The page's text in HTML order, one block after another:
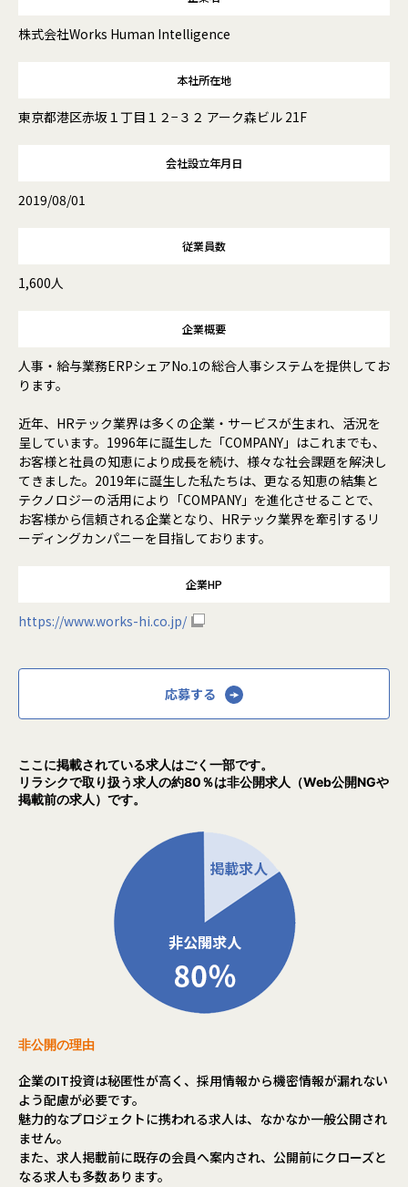
株式会社Works Human Intelligence
本社所在地
東京都港区赤坂１丁目１２−３２ アーク森ビル 21F
会社設立年月日
2019/08/01
従業員数
1,600人
企業概要
人事・給与業務ERPシェアNo.1の総合人事システムを提供してお
ります。
近年、HRテック業界は多くの企業・サービスが生まれ、活況を
呈しています。1996年に誕生した「COMPANY」はこれまでも、
お客様と社員の知恵により成長を続け、様々な社会課題を解決し
てきました。2019年に誕生した私たちは、更なる知恵の結集と
テクノロジーの活用により「COMPANY」を進化させることで、
お客様から信頼される企業となり、HRテック業界を牽引するリ
ーディングカンパニーを目指しております。
企業HP
https://www.works-hi.co.jp/
応募する
ここに掲載されている求人はごく一部です。
リラシクで取り扱う求人の約80％は非公開求人（Web公開NGや
掲載前の求人）です。
非公開の理由
企業のIT投資は秘匿性が高く、採用情報から機密情報が漏れない
よう配慮が必要です。
魅力的なプロジェクトに携われる求人は、なかなか一般公開され
ません。
また、求人掲載前に既存の会員へ案内され、公開前にクローズと
なる求人も多数あります。